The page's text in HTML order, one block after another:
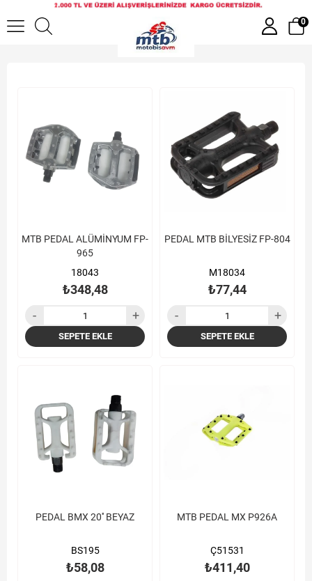
0
MTB PEDAL ALÜMİNYUM FP-
965
18043
₺348,48
SEPETE EKLE
PEDAL MTB BİLYESİZ FP-804
M18034
₺77,44
SEPETE EKLE
PEDAL BMX 20'' BEYAZ
BS195
₺58,08
MTB PEDAL MX P926A
Ç51531
₺411,40